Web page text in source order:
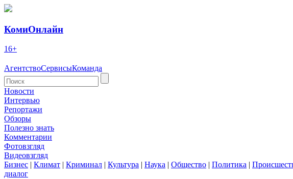
КомиОнлайн
16+
АгентствоСервисыКоманда
Новости
Интервью
Репортажи
Обзоры
Полезно знать
Комментарии
Фотовзгляд
Видеовзгляд
Бизнес | Климат | Криминал | Культура | Наука | Общество | Политика |
диалог